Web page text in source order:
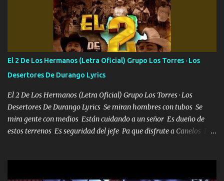
con los drones patrullando la Frontera De Tijuana Bulevares
Bellas Artes me ve en las blancas ya hace falta mi APA FLACO
verde se le extraña pa que sepan Aquí Pura GENTE DE LA RANA 🐸
POR CLAVE ES EL CALI 4 EN LA CIUDAD TIJUANA Música Al
tirante andamos mi carnal atento a cualquier necesidad no porque
se ve limpio el camino nos confiamos al andar y nunca con la
misma piedra me vuelvo a tropezar Cuando ando de enamorado
en corto me tiró a per...
El 2 De Los Hermanos (Letra Oficial) Grupo Los Torres · Los
Desertores De Durango Lyrics
El 2 De Los Hermanos (Letra Oficial) Grupo Los Torres · Los
Desertores De Durango Lyrics Se miran hombres con tubos Se
mira gente con medios Están cuidando a un señor Es dueño de
estos terrenos Es seguridad del jefe Pa que disfrute a Canelos Es
ni tampoco las mujeres porque es platica de grandes por eso hay